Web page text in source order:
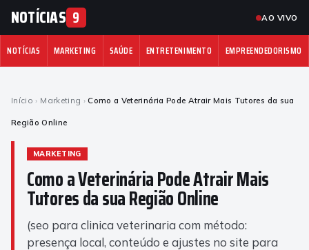
NOTÍCIAS 9 AO VIVO
NOTÍCIAS MARKETING SAÚDE ENTRETENIMENTO EMPREENDEDORISMO
Início › Marketing › Como a Veterinária Pode Atrair Mais Tutores da sua
Região Online
MARKETING
Como a Veterinária Pode Atrair Mais
Tutores da sua Região Online
(seo para clinica veterinaria com método:
presença local, conteúdo e ajustes no site para